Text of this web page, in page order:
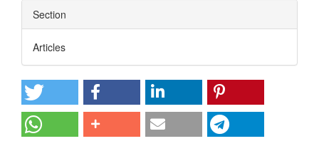
Section
Articles